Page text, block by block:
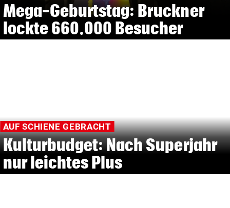
Mega-Geburtstag: Bruckner
lockte 660.000 Besucher
AUF SCHIENE GEBRACHT
Kulturbudget: Nach Superjahr
nur leichtes Plus